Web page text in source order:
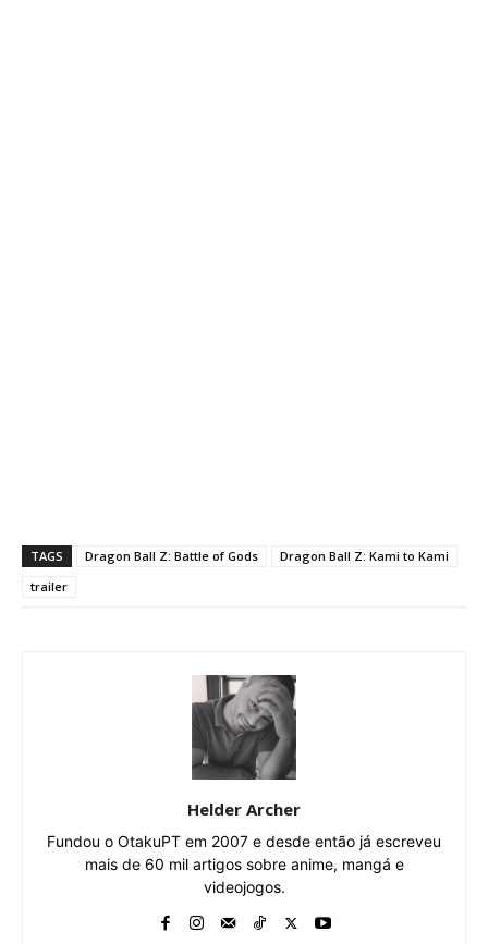
TAGS Dragon Ball Z: Battle of Gods
Dragon Ball Z: Kami to Kami
trailer
Helder Archer
Fundou o OtakuPT em 2007 e desde então já escreveu
mais de 60 mil artigos sobre anime, mangá e
videojogos.